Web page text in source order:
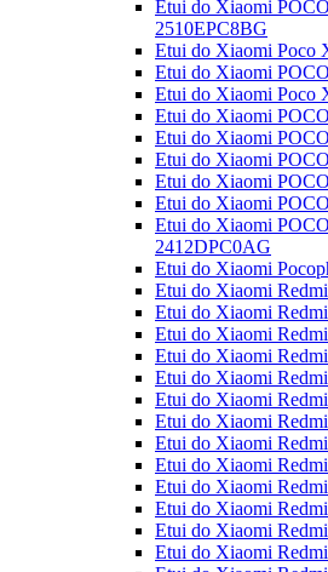
Etui do Xiaomi
2510EPC8BG
Etui do Xiaomi Poco
Etui do Xiaomi
Etui do Xiaomi Poco
Etui do Xiaomi
Etui do Xiaomi
Etui do Xiaomi
Etui do Xiaomi
Etui do Xiaomi
Etui do Xiaomi
2412DPC0AG
Etui do Xiaomi
Etui do Xiaomi
Etui do Xiaomi
Etui do Xiaomi
Etui do Xiaomi
Etui do Xiaomi
Etui do Xiaomi
Etui do Xiaomi
Etui do Xiaomi
Etui do Xiaomi
Etui do Xiaomi
Etui do Xiaomi
Etui do Xiaomi
Etui do Xiaomi